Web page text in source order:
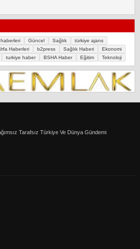
haberleri Güncel Sağlık
türkiye ajans
Haberleri b2press Sağlık Haberi
Ekonomi
turkiye haber BSHA Haber Eğitim Teknoloji
Tarafsız Türkiye Ve Dünya Gündemi